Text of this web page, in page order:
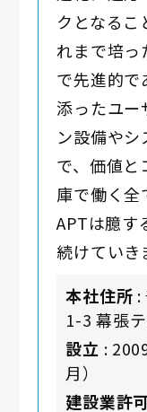
クとなるこ
れまで培っ
で先進的で
添ったユー
ン設備やシ
で、価値と
庫で働く全
APTは臆す
続けていき
本社住所 :
1-3 幕張
設立 :
月）
建設業許